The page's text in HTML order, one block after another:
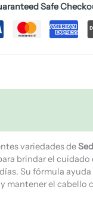
Safe
variedades de
brindar el
Su fórmula
mantener el cabello